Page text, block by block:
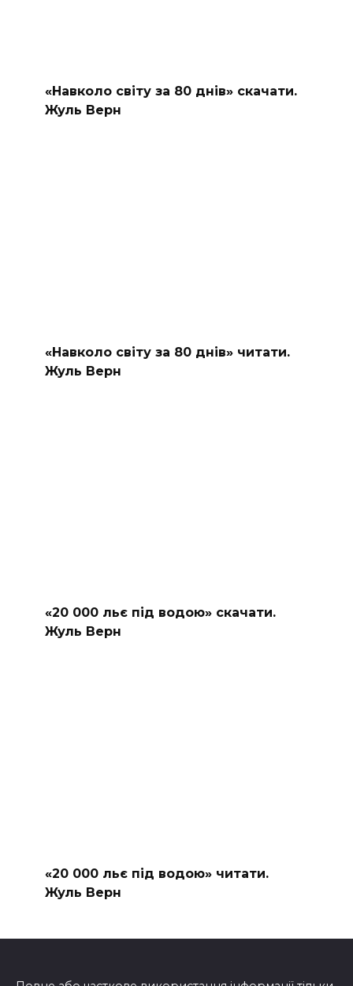
«Навколо світу за 80 днів» скачати.
Жуль Верн
«Навколо світу за 80 днів» читати.
Жуль Верн
«20 000 льє під водою» скачати.
Жуль Верн
«20 000 льє під водою» читати.
Жуль Верн